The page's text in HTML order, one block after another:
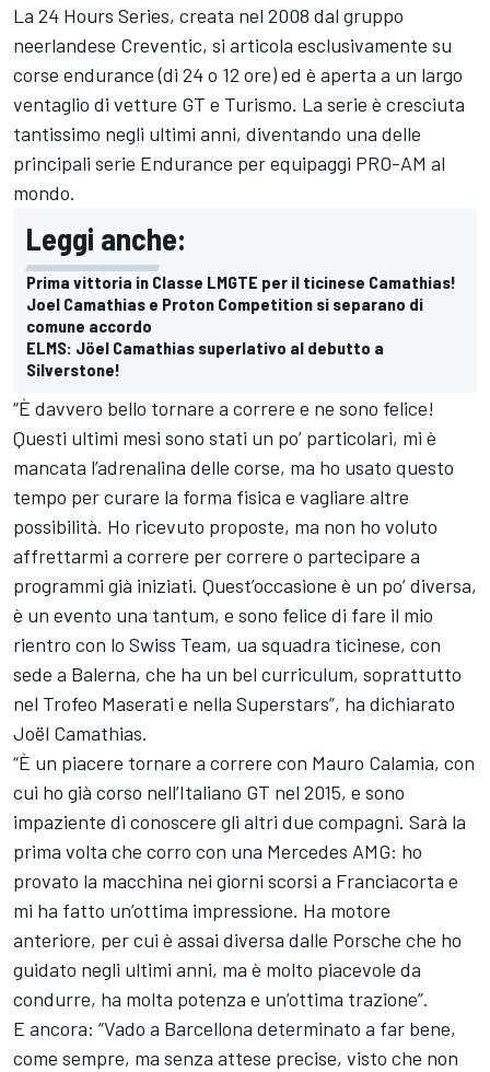
La 24 Hours Series, creata nel 2008 dal gruppo
neerlandese Creventic, si articola esclusivamente su
corse endurance (di 24 o 12 ore) ed è aperta a un largo
ventaglio di vetture GT e Turismo. La serie è cresciuta
tantissimo negli ultimi anni, diventando una delle
principali serie Endurance per equipaggi PRO-AM al
mondo.
Leggi anche:
Prima vittoria in Classe LMGTE per il ticinese Camathias!
Joel Camathias e Proton Competition si separano di
comune accordo
ELMS: Jöel Camathias superlativo al debutto a
Silverstone!
“È davvero bello tornare a correre e ne sono felice!
Questi ultimi mesi sono stati un po’ particolari, mi è
mancata l’adrenalina delle corse, ma ho usato questo
tempo per curare la forma fisica e vagliare altre
possibilità. Ho ricevuto proposte, ma non ho voluto
affrettarmi a correre per correre o partecipare a
programmi già iniziati. Quest’occasione è un po’ diversa,
è un evento una tantum, e sono felice di fare il mio
rientro con lo Swiss Team, ua squadra ticinese, con
sede a Balerna, che ha un bel curriculum, soprattutto
nel Trofeo Maserati e nella Superstars”, ha dichiarato
Joël Camathias.
“È un piacere tornare a correre con Mauro Calamia, con
cui ho già corso nell’Italiano GT nel 2015, e sono
impaziente di conoscere gli altri due compagni. Sarà la
prima volta che corro con una Mercedes AMG: ho
provato la macchina nei giorni scorsi a Franciacorta e
mi ha fatto un’ottima impressione. Ha motore
anteriore, per cui è assai diversa dalle Porsche che ho
guidato negli ultimi anni, ma è molto piacevole da
condurre, ha molta potenza e un’ottima trazione”.
E ancora: “Vado a Barcellona determinato a far bene,
come sempre, ma senza attese precise, visto che non